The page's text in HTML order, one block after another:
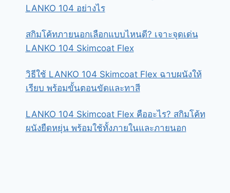
LANKO 104 อย่างไร
สกิมโค้ทภายนอกเลือกแบบไหนดี? เจาะจุดเด่น
LANKO 104 Skimcoat Flex
วิธีใช้ LANKO 104 Skimcoat Flex ฉาบผนังให้
เรียบ พร้อมขั้นตอนขัดและทาสี
LANKO 104 Skimcoat Flex คืออะไร? สกิมโค้ท
ผนังยืดหยุ่น พร้อมใช้ทั้งภายในและภายนอก